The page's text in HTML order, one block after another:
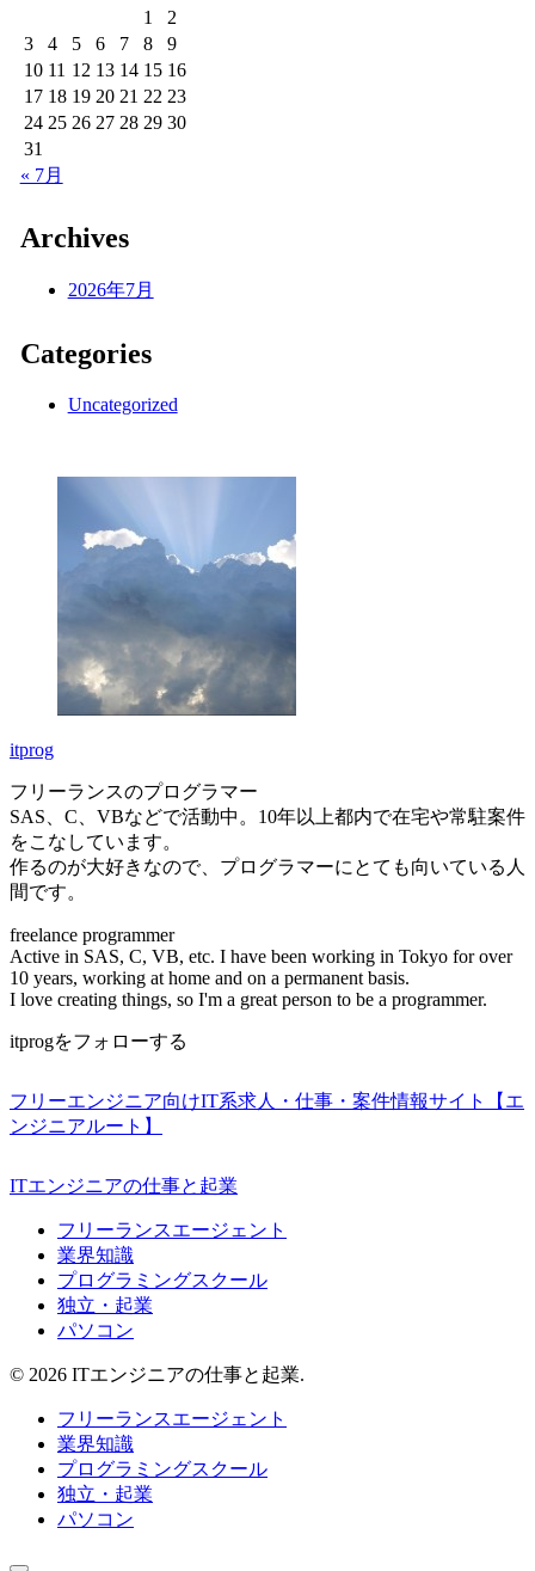
1
2
3
4 5 6 7 8
9
10 11 12 13 14 15 16
17 18 19 20 21 22 23
24 25 26 27 28 29 30
31
« 7月
Archives
2026年7月
Categories
Uncategorized
itprog
フリーランスのプログラマー
SAS、C、VBなどで活動中。10年以上都内で在宅や常駐案件
をこなしています。
作るのが大好きなので、プログラマーにとても向いている人
間です。
freelance programmer
Active in SAS, C, VB, etc. I have been working in Tokyo for over
10 years, working at home and on a permanent basis.
I love creating things, so I'm a great person to be a programmer.
itprogをフォローする
フリーエンジニア向けIT系求人・仕事・案件情報サイト【エ
ンジニアルート】
ITエンジニアの仕事と起業
フリーランスエージェント
業界知識
プログラミングスクール
独立・起業
パソコン
© 2026 ITエンジニアの仕事と起業.
フリーランスエージェント
業界知識
プログラミングスクール
独立・起業
パソコン